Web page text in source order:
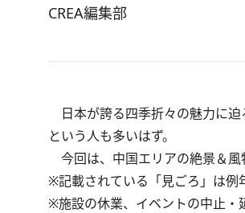
CREA編集部
日本が誇る四季折々の魅力に迫
という人も多いはず。
今回は、中国エリアの絶景＆風
※記載されている「見ごろ」は例
※施設の休業、イベントの中止・